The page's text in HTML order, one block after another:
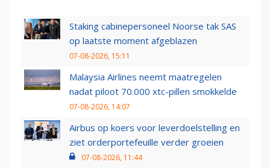
Staking cabinepersoneel Noorse tak SAS
op laatste moment afgeblazen
07-08-2026, 15:11
Malaysia Airlines neemt maatregelen
nadat piloot 70.000 xtc-pillen smokkelde
07-08-2026, 14:07
Airbus op koers voor leverdoelstelling en
ziet orderportefeuille verder groeien
07-08-2026, 11:44